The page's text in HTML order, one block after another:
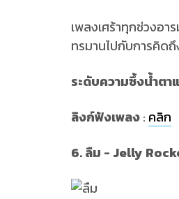
เพลงเศร้าทุกช่วงอ
ทรมานไปกับการคิด
ระดับความซึ้งน้ำตา
ลิงก์ฟังเพลง: คลิก
6. ลืม - Jelly